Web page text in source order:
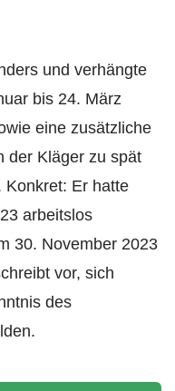
und verhängte
bis 24. März
eine zusätzliche
der Kläger zu spät
Konkret: Er hatte
arbeitslos
30. November 2023
vor, sich
des